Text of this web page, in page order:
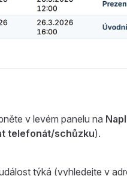
v levém panelu na
telefonát/schůzku).
týká (vyhledejte v